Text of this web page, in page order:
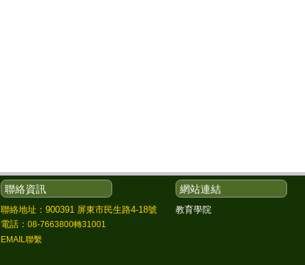
聯絡資訊
聯絡地址：900391 屏東市民生路4-18號
電話： 08-7663800轉31001
EMAIL聯繫
網站連結
教育學院